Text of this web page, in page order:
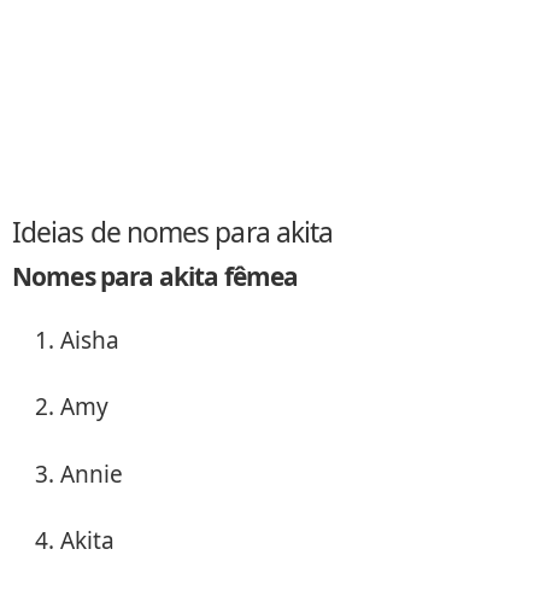
Ideias de nomes para akita
Nomes para akita fêmea
Aisha
Amy
Annie
Akita